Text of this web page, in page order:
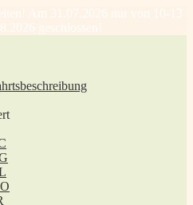
Am 31.07.2026 nur von 10-13
geschlossen!